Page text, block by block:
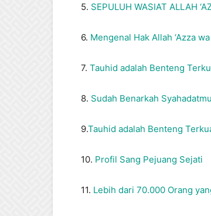
5. SEPULUH WASIAT ALLAH
6. Mengenal Hak Allah ‘Azza
7. Tauhid adalah Benteng
8. Sudah Benarkah
9.Tauhid adalah Benteng
10. Profil Sang Pejuang Sejati
11. Lebih dari 70.000 Orang